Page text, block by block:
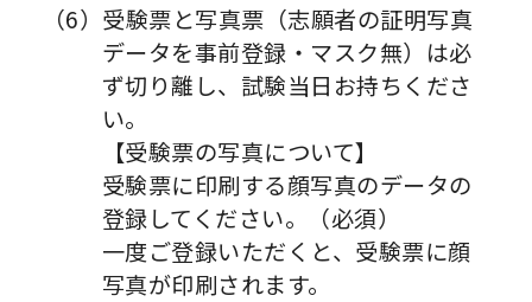
（6）受験票と写真票（志願者の証明写真
データを事前登録・マスク無）は必
ず切り離し、試験当日お持ちくださ
い。
【受験票の写真について】
受験票に印刷する顔写真のデータの
登録してください。（必須）
一度ご登録いただくと、受験票に顔
写真が印刷されます。